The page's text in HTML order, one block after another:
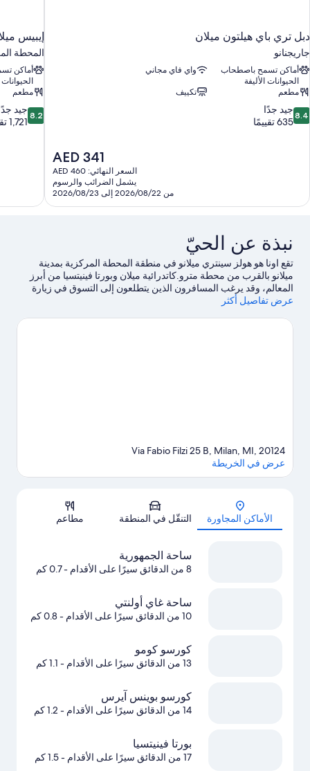
دبل تري باي هيلتون ميلان
جاريجنانو
أماكن تسمح باصطحاب
الحيوانات الأليفة
واي فاي مجاني
مطعم
تكييف
8.4
من
8.4 جيد جدًا
635 تقييمًا
السعر
الحالي
هو
AED
341
AED 341
السعر النهائي: AED 460
يشمل الضرائب والرسوم
من 2026/08/22 إلى 2026/08/23
إيبيس
المحطة
أماكن
الحيوانات
مطعم
8.2
من
8.2 جيد
1,721 تقييمًا
نبذة عن الحيّ
تقع اونا هو هولز سينتري ميلانو في منطقة المحطة المركزية بمدينة
ميلانو بالقرب من محطة مترو.كاتدرائية ميلان وبورتا فينيتسيا من أبرز
المعالم، وقد يرغب المسافرون الذين يتطلعون إلى التسوق في زيارة
حي الموضة في فيا مونتينابوليوني وكورسو بوينس آيرس.هل تطلع إلى
سان سيرو أو مضمار·مونزا الوطني.يحب النزلاء قرب موقع الفندق من
عرض تفاصيل أكثر
الخريطة
Via Fabio Filzi 25 B, Milan, MI, 20124
عرض في الخريطة
الأماكن المجاورة التنقّل في المنطقة مطاعم
ساحة الجمهورية
8 من الدقائق سيرًا على الأقدام - 0.7 كم
ساحة غاي أولنتي
10 من الدقائق سيرًا على الأقدام - 0.8 كم
كورسو كومو
13 من الدقائق سيرًا على الأقدام - 1.1 كم
كورسو بوينس آيرس
14 من الدقائق سيرًا على الأقدام - 1.2 كم
بورتا فينيتسيا
17 من الدقائق سيرًا على الأقدام - 1.5 كم